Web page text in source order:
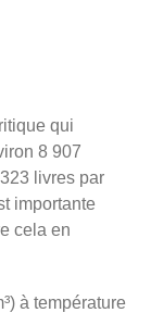
qui
8 907
livres par
importante
cela en
à température